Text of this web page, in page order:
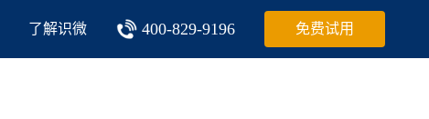
了解识微 400-829-9196 免费试用